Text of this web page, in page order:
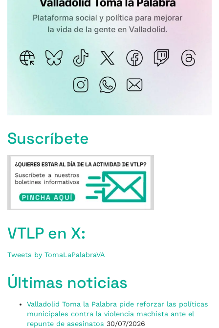
Suscríbete
VTLP en X:
Tweets by TomaLaPalabraVA
Últimas noticias
Valladolid Toma la Palabra pide reforzar las políticas
municipales contra la violencia machista ante el
repunte de asesinatos 30/07/2026